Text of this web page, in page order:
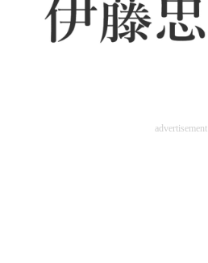
好きが集まる 比べて選べる
advertisement